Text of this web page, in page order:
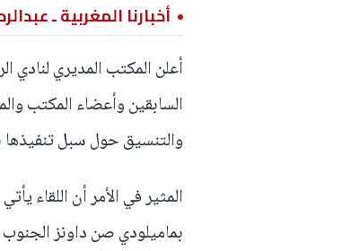
أخبارنا المغربية ـ
أعلن المكتب المديري لنادي
السابقين وأعضاء المكتب
والتنسيق حول سبل
المثير في الأمر أن اللقاء
بماميلودي صن داونز